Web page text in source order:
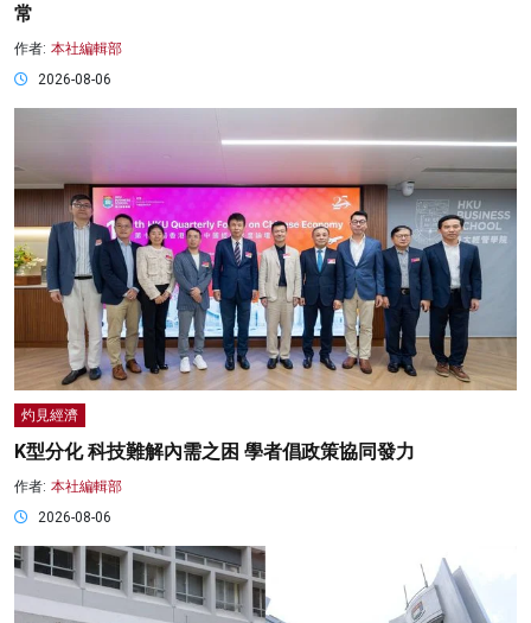
常
作者: 本社編輯部
2026-08-06
灼見經濟
K型分化 科技難解內需之困 學者倡政策協同發力
作者: 本社編輯部
2026-08-06